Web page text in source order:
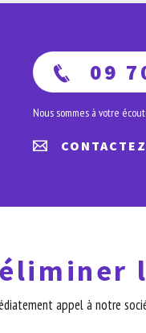
09
Nous sommes à votre
appel à notre